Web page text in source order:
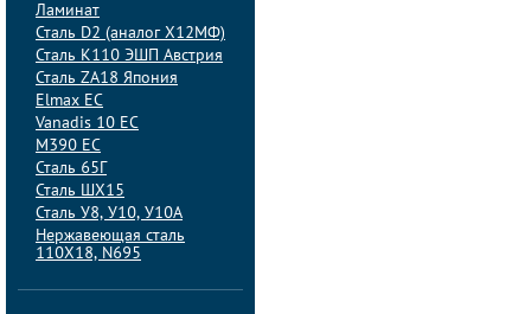
Ламинат
Сталь D2 (аналог Х12МФ)
Сталь K110 ЭШП Австрия
Сталь ZA18 Япония
Elmax ЕС
Vanadis 10 ЕС
M390 ЕС
Сталь 65Г
Сталь ШХ15
Сталь У8, У10, У10А
Нержавеющая сталь
110Х18, N695